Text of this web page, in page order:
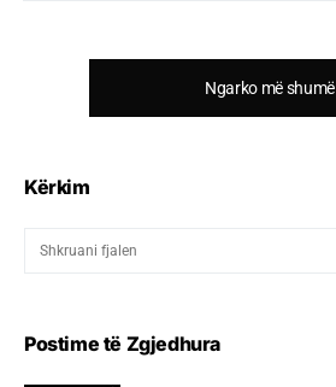
Ngarko më shumë
Kërkim
Postime të Zgjedhura